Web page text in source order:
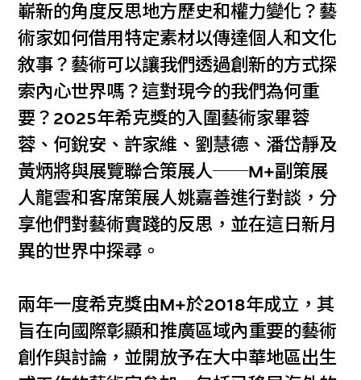
嶄新的角度反思地方歷史和權力變化？藝
術家如何借用特定素材以傳達個人和文化
敘事？藝術可以讓我們透過創新的方式探
索內心世界嗎？這對現今的我們為何重
要？2025年希克獎的入圍藝術家畢蓉
蓉、何銳安、許家維、劉慧德、潘岱靜及
黃炳將與展覽聯合策展人──M+副策展
人龍雲和客席策展人姚嘉善進行對談，分
享他們對藝術實踐的反思，並在這日新月
異的世界中探尋。
兩年一度希克獎由M+於2018年成立，其
旨在向國際彰顯和推廣區域內重要的藝術
創作與討論，並開放予在大中華地區出生